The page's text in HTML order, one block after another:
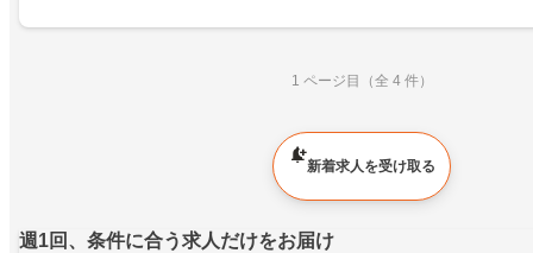
1 ページ目（全 4 件）
新着求人を受け取る
週1回、条件に合う求人だけをお届け